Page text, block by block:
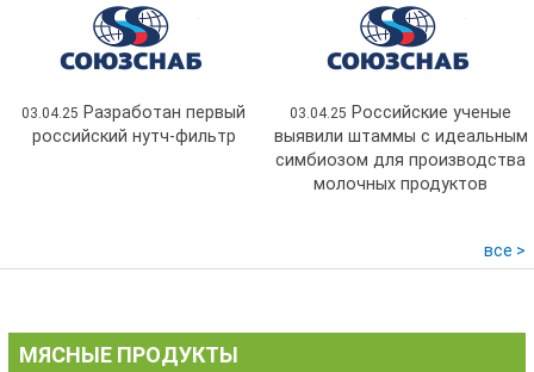
03.04.25 Разработан первый
российский нутч-фильтр
03.04.25 Российские ученые
выявили штаммы с идеальным
симбиозом для производства
молочных продуктов
все >
МЯСНЫЕ ПРОДУКТЫ